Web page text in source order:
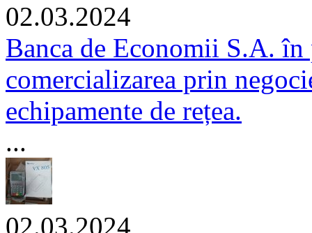
02.03.2024
Banca de Economii S.A.
comercializarea prin
echipamente de rețea.
...
02.03.2024